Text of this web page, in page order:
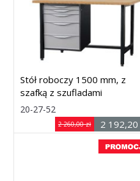
Stół roboczy 1500 mm, z
szafką z szufladami
20-27-52
2 192,20
2 260,00 zł
740 × 900